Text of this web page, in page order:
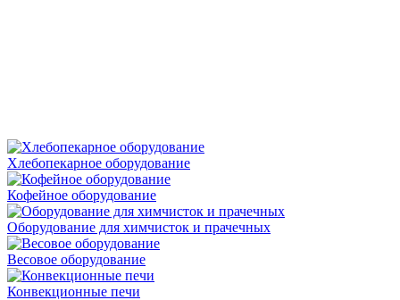
Хлебопекарное оборудование
Кофейное оборудование
Оборудование для химчисток и прачечных
Весовое оборудование
Конвекционные печи